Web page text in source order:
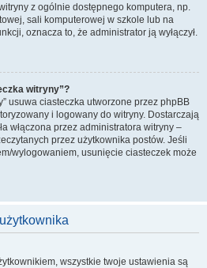
z ogólnie dostępnego komputera, np.
sali komputerowej w szkole lub na
oznacza to, że administrator ją wyłączył.
witryny”?
usuwa ciasteczka utworzone przez phpBB
i logowany do witryny. Dostarczają
włączona przez administratora witryny –
przez użytkownika postów. Jeśli
wylogowaniem, usunięcie ciasteczek może
wszystkie twoje ustawienia są